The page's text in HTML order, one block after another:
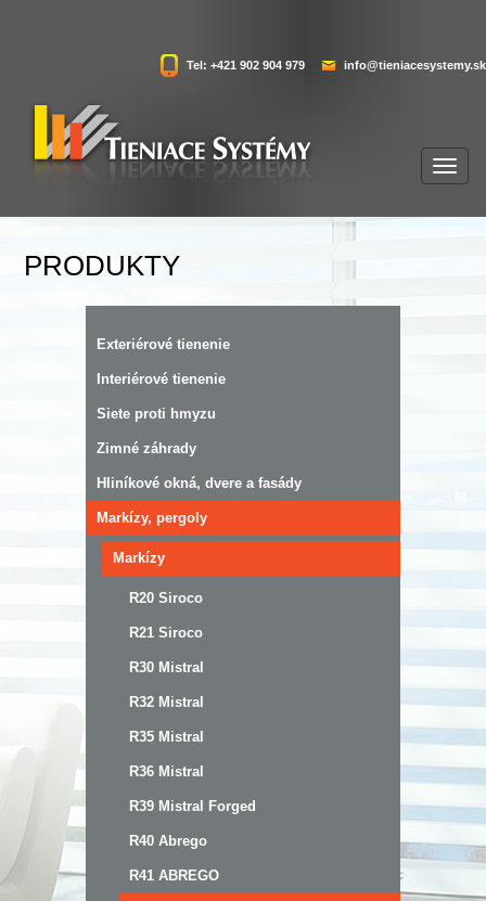
Tel: +421 902 904 979 info@tieniacesystemy.sk
PRODUKTY
Exteriérové tienenie
Interiérové tienenie
Siete proti hmyzu
Zimné záhrady
Hliníkové okná, dvere a fasády
Markízy, pergoly
Markízy
R20 Siroco
R21 Siroco
R30 Mistral
R32 Mistral
R35 Mistral
R36 Mistral
R39 Mistral Forged
R40 Abrego
R41 ABREGO